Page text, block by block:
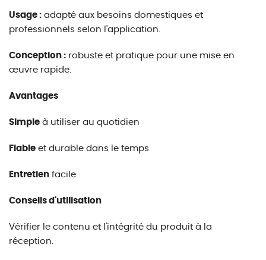
Usage : adapté aux besoins domestiques et
professionnels selon l'application.
Conception : robuste et pratique pour une mise en
œuvre rapide.
Avantages
Simple à utiliser au quotidien
Fiable et durable dans le temps
Entretien facile
Conseils d'utilisation
Vérifier le contenu et l'intégrité du produit à la
réception.